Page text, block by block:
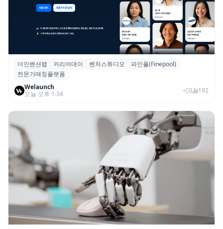
더인벤션랩·커리어데이, 스타트업 전문가 매
칭 플랫폼 ‘파인풀’ 출시
더인벤션랩 커리어데이 벤처스튜디오
파인풀(Finepool)
전문가매칭플랫폼
Welaunch
오늘 오후 1:34
0 192